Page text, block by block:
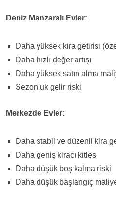
Deniz Manzaralı Evler:
Daha yüksek kira getirisi
Daha hızlı değer artışı
Daha yüksek satın alma
Sezonluk gelir riski
Merkezde Evler:
Daha stabil ve düzenli kira
Daha geniş kiracı kitlesi
Daha düşük boş kalma riski
Daha düşük başlangıç